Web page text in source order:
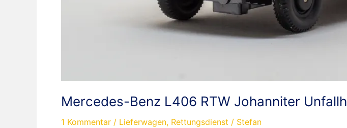
Mercedes-Benz L406 RTW Johanniter
1 Kommentar / Lieferwagen, Rettungsdienst / Stefan